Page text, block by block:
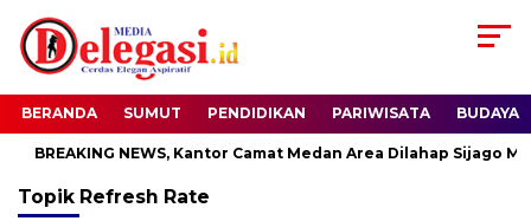
BERANDA SUMUT PENDIDIKAN PARIWISATA BUDAYA
BREAKING NEWS, Kantor Camat Medan Area Dilahap Sijago
Topik Refresh Rate